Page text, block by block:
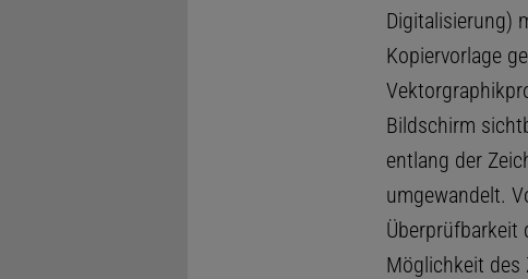
Digitalisierung)
Kopiervorlage
Bildschirm
entlang der
umgewandelt.
Überprüfbarkeit
Möglichkeit des